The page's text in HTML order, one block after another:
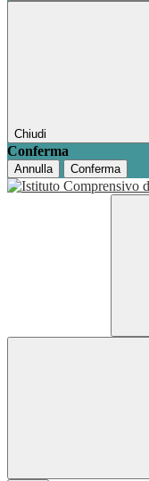
Chiudi
Conferma
Annulla Conferma